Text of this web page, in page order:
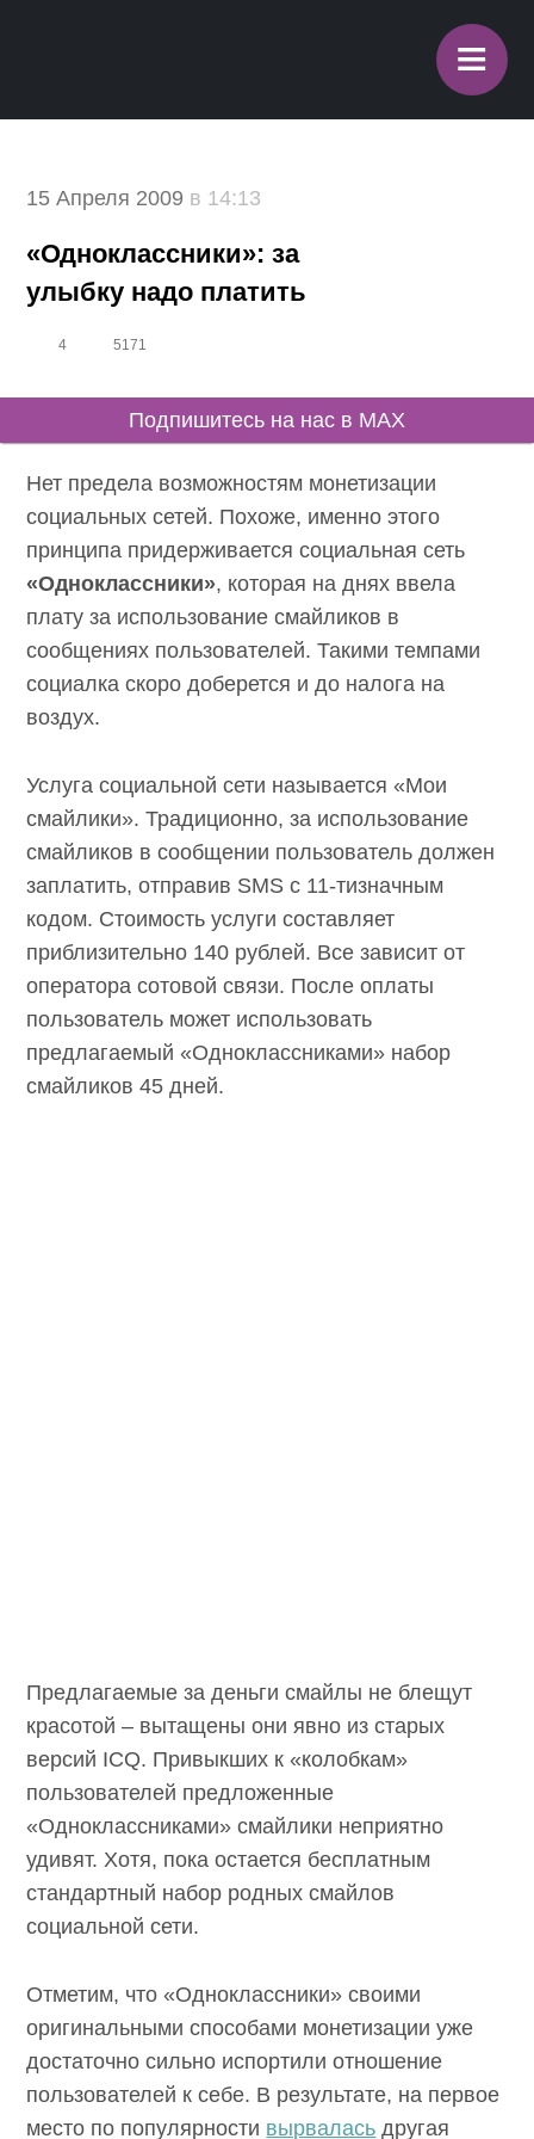
≡
15 Апреля 2009 в 14:13
«Одноклассники»: за
улыбку надо платить
4 5171
Подпишитесь на нас в MAX
Нет предела возможностям монетизации
социальных сетей. Похоже, именно этого
принципа придерживается социальная сеть
«Одноклассники», которая на днях ввела
плату за использование смайликов в
сообщениях пользователей. Такими темпами
социалка скоро доберется и до налога на
воздух.
Услуга социальной сети называется «Мои
смайлики». Традиционно, за использование
смайликов в сообщении пользователь должен
заплатить, отправив SMS с 11-тизначным
кодом. Стоимость услуги составляет
приблизительно 140 рублей. Все зависит от
оператора сотовой связи. После оплаты
пользователь может использовать
предлагаемый «Одноклассниками» набор
смайликов 45 дней.
Предлагаемые за деньги смайлы не блещут
красотой – вытащены они явно из старых
версий ICQ. Привыкших к «колобкам»
пользователей предложенные
«Одноклассниками» смайлики неприятно
удивят. Хотя, пока остается бесплатным
стандартный набор родных смайлов
социальной сети.
Отметим, что «Одноклассники» своими
оригинальными способами монетизации уже
достаточно сильно испортили отношение
пользователей к себе. В результате, на первое
место по популярности вырвалась другая